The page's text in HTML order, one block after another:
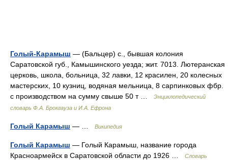
Голый-Карамыш — (Бальцер) с., бывшая колония
Саратовской губ., Камышинского уезда; жит. 7013. Лютеранская
церковь, школа, больница, 32 лавки, 12 красилен, 20 колесных
мастерских, 10 кузниц, водяная мельница, 8 сарпинковых фбр.
с производством на сумму свыше 50 т …
Энциклопедический
словарь Ф.А. Брокгауза и И.А. Ефрона
Голый Карамыш — … Википедия
Голый Карамыш — Голый Карамыш, название города
Красноармейск в Саратовской области до 1926 …
Словарь